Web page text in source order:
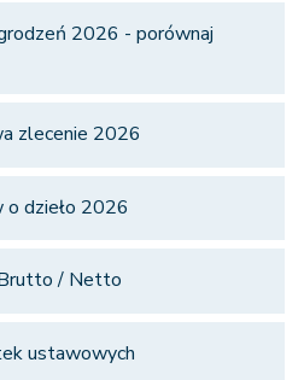
2026 - porównaj
zlecenie 2026
dzieło 2026
/ Netto
ustawowych